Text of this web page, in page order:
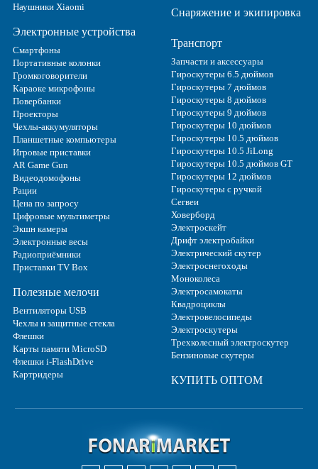
Наушники Xiaomi
Электронные устройства
Смартфоны
Портативные колонки
Громкоговорители
Караоке микрофоны
Повербанки
Проекторы
Чехлы-аккумуляторы
Планшетные компьютеры
Игровые приставки
AR Game Gun
Видеодомофоны
Рации
Цена по запросу
Цифровые мультиметры
Экшн камеры
Электронные весы
Радиоприёмники
Приставки TV Box
Полезные мелочи
Вентиляторы USB
Чехлы и защитные стекла
Флешки
Карты памяти MicroSD
Флешки i-FlashDrive
Картридеры
Снаряжение и экипировка
Транспорт
Запчасти и аксессуары
Гироскутеры 6.5 дюймов
Гироскутеры 7 дюймов
Гироскутеры 8 дюймов
Гироскутеры 9 дюймов
Гироскутеры 10 дюймов
Гироскутеры 10.5 дюймов
Гироскутеры 10.5 JiLong
Гироскутеры 10.5 дюймов GT
Гироскутеры 12 дюймов
Гироскутеры с ручкой
Сегвеи
Ховерборд
Электроскейт
Дрифт электробайки
Электрический скутер
Электроснегоходы
Моноколеса
Электросамокаты
Квадроциклы
Электровелосипеды
Электроскутеры
Трехколесный электроскутер
Бензиновые скутеры
КУПИТЬ ОПТОМ